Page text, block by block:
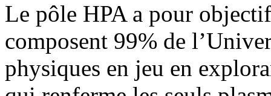
Le pôle HPA a pour
composent 99% de
physiques en jeu en